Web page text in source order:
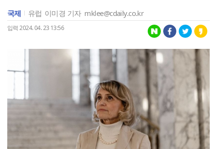
국제 유럽 이미경 기자 mklee@cdaily.co.kr
입력 2024. 04. 23 13:56